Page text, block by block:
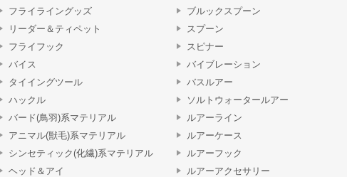
フライライングッズ
リーダー＆ティペット
フライフック
バイス
タイイングツール
ハックル
バード(鳥羽)系マテリアル
アニマル(獣毛)系マテリアル
シンセティック(化繊)系マテリアル
ヘッド＆アイ
ブルックスプーン
スプーン
スピナー
バイブレーション
バスルアー
ソルトウォータールアー
ルアーライン
ルアーケース
ルアーフック
ルアーアクセサリー